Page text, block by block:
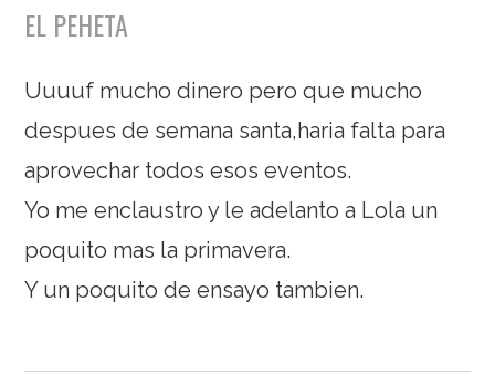
EL PEHETA
Uuuuf mucho dinero pero que mucho
despues de semana santa,haria falta para
aprovechar todos esos eventos.
Yo me enclaustro y le adelanto a Lola un
poquito mas la primavera.
Y un poquito de ensayo tambien.